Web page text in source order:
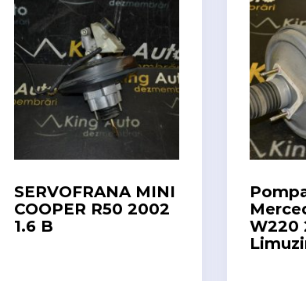
SERVOFRANA MINI
COOPER R50 2002
1.6 B
W220